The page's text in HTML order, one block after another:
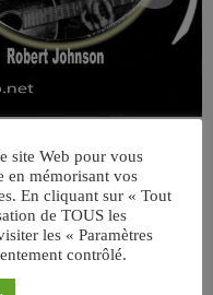
site Web pour vous
en mémorisant vos
En cliquant sur « Tout
de TOUS les
les « Paramètres
contrôlé.